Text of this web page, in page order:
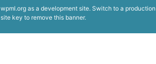
wpml.org as a development site. Switch to a production
site key to remove this banner.